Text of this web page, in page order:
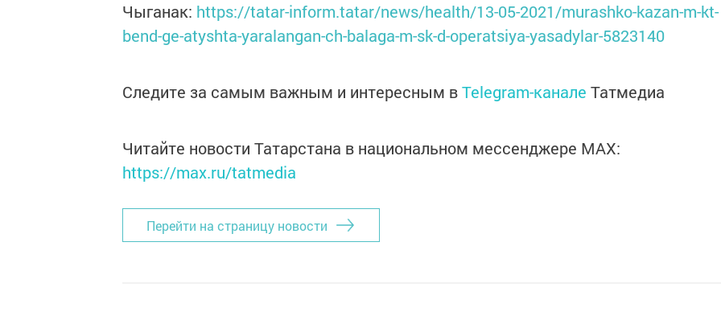
Чыганак: https://tatar-inform.tatar/news/health/13-05-2021/murashko-kazan-m-kt-
bend-ge-atyshta-yaralangan-ch-balaga-m-sk-d-operatsiya-yasadylar-5823140
Следите за самым важным и интересным вTelegram-канале Татмедиа
Читайте новости Татарстана в национальном мессенджере MАХ:
https://max.ru/tatmedia
Перейти на страницу новости